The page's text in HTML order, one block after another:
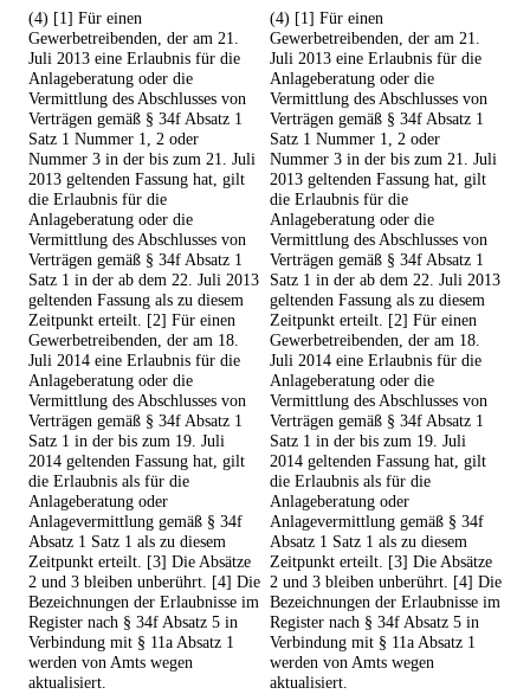
(4) [1] Für einen
Gewerbetreibenden, der am 21.
Juli 2013 eine Erlaubnis für die
Anlageberatung oder die
Vermittlung des Abschlusses von
Verträgen gemäß § 34f Absatz 1
Satz 1 Nummer 1, 2 oder
Nummer 3 in der bis zum 21. Juli
2013 geltenden Fassung hat, gilt
die Erlaubnis für die
Anlageberatung oder die
Vermittlung des Abschlusses von
Verträgen gemäß § 34f Absatz 1
Satz 1 in der ab dem 22. Juli 2013
geltenden Fassung als zu diesem
Zeitpunkt erteilt. [2] Für einen
Gewerbetreibenden, der am 18.
Juli 2014 eine Erlaubnis für die
Anlageberatung oder die
Vermittlung des Abschlusses von
Verträgen gemäß § 34f Absatz 1
Satz 1 in der bis zum 19. Juli
2014 geltenden Fassung hat, gilt
die Erlaubnis als für die
Anlageberatung oder
Anlagevermittlung gemäß § 34f
Absatz 1 Satz 1 als zu diesem
Zeitpunkt erteilt. [3] Die Absätze
2 und 3 bleiben unberührt. [4] Die
Bezeichnungen der Erlaubnisse im
Register nach § 34f Absatz 5 in
Verbindung mit § 11a Absatz 1
werden von Amts wegen
aktualisiert.
(4) [1] Für einen
Gewerbetreibenden, der am 21.
Juli 2013 eine Erlaubnis für die
Anlageberatung oder die
Vermittlung des Abschlusses von
Verträgen gemäß § 34f Absatz 1
Satz 1 Nummer 1, 2 oder
Nummer 3 in der bis zum 21. Juli
2013 geltenden Fassung hat, gilt
die Erlaubnis für die
Anlageberatung oder die
Vermittlung des Abschlusses von
Verträgen gemäß § 34f Absatz 1
Satz 1 in der ab dem 22. Juli 2013
geltenden Fassung als zu diesem
Zeitpunkt erteilt. [2] Für einen
Gewerbetreibenden, der am 18.
Juli 2014 eine Erlaubnis für die
Anlageberatung oder die
Vermittlung des Abschlusses von
Verträgen gemäß § 34f Absatz 1
Satz 1 in der bis zum 19. Juli
2014 geltenden Fassung hat, gilt
die Erlaubnis als für die
Anlageberatung oder
Anlagevermittlung gemäß § 34f
Absatz 1 Satz 1 als zu diesem
Zeitpunkt erteilt. [3] Die Absätze
2 und 3 bleiben unberührt. [4] Die
Bezeichnungen der Erlaubnisse im
Register nach § 34f Absatz 5 in
Verbindung mit § 11a Absatz 1
werden von Amts wegen
aktualisiert.